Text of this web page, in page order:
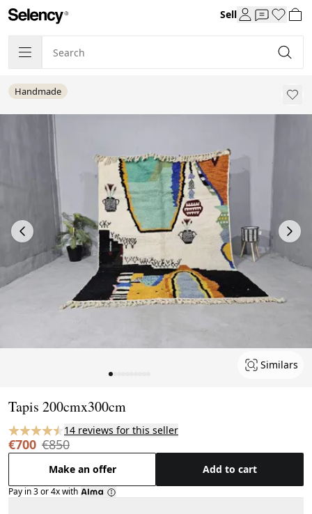
Sell
Handmade
Similars
Tapis 200cmx300cm
14 reviews for this seller
€700 €850
Make an offer Add to cart
Pay in 3 or 4x with